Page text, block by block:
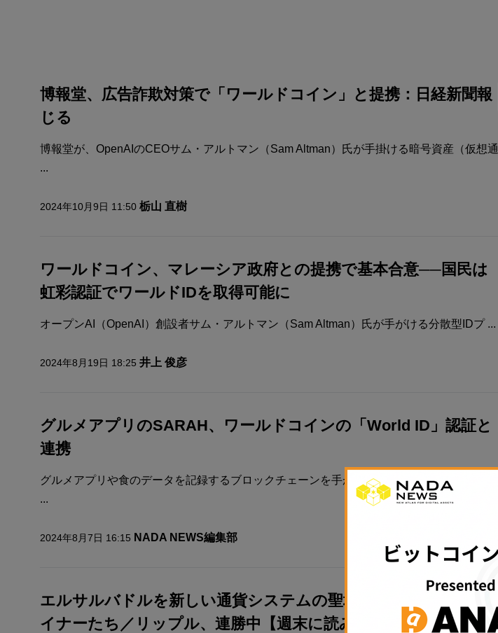
博報堂、広告詐欺対策で「ワールドコイン」と提携：日経新聞報
じる
博報堂が、OpenAIのCEOサム・アルトマン（Sam Altman）氏が手掛ける暗号資産（仮想通
...
2024年10月9日 11:50 栃山 直樹
ワールドコイン、マレーシア政府との提携で基本合意──国民は
虹彩認証でワールドIDを取得可能に
オープンAI（OpenAI）創設者サム・アルトマン（Sam Altman）氏が手がける分散型IDプ ...
2024年8月19日 18:25 井上 俊彦
グルメアプリのSARAH、ワールドコインの「World ID」認証と
連携
グルメアプリや食のデータを記録するブロックチェーンを手がけ、7月に「IVS Crypto THE
...
2024年8月7日 16:15 NADA NEWS編集部
エルサルバドルを新しい通貨システムの聖地と捉えるビットコ
イナーたち／リップル、連勝中【週末に読みたい厳選10本】